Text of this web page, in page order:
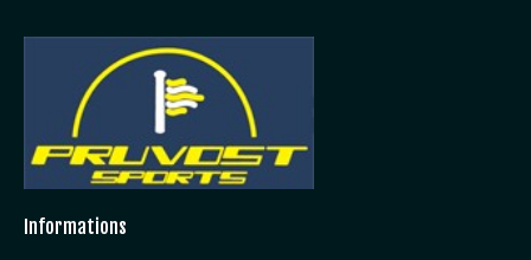
Informations